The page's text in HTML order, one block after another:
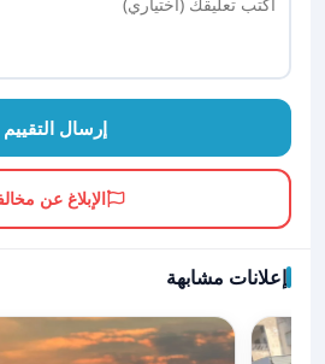
إرسال التقييم
الإبلاغ عن
إعلانات مشابهة